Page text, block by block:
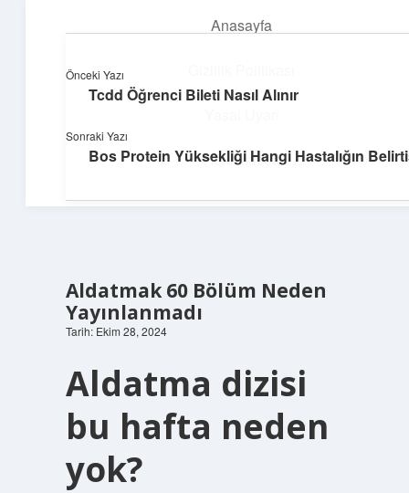
Anasayfa
Hakkımızda
Teknoloji ve Aşk
Dijital dünyada keyifli bir macera!
Aldatmak 60 Bölüm Neden
Yayınlanmadı
Tarih: Ekim 28, 2024
Aldatma dizisi
bu hafta neden
yok?
Önceki Yazı
Tcdd Öğrenci Bileti Nasıl Alınır
Sonraki Yazı
Bos Protein Yüksekliği Hangi Hastalığın